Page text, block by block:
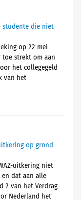
studente die niet
op 22 mei
toe strekt om aan
het collegegeld
van het
op grond
uitkering niet
en dat aan alle
2 van het Verdrag
Nederland het